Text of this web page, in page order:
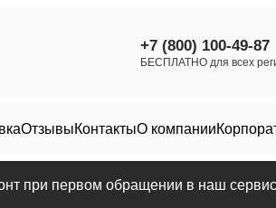
+7 (800) 100-49-87
БЕСПЛАТНО для всех
ОтзывыКонтактыО компании
при первом обращении в наш